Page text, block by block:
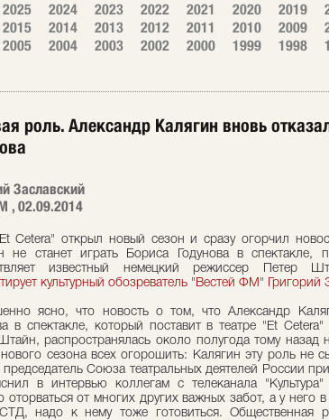
2025 2024 2023 2022 2021 2020 2019
2015 2014 2013 2012 2011 2010 2009
2005 2004 2003 2002 2000 1999 1998
роль. Александр Калягин вновь
Заславский
, 02.09.2014
Cetera" открыл новый сезон и сразу огорчил
не станет играть Бориса Годунова в спектакле,
известный немецкий режиссер Петер
культурный обозреватель "Вестей ФМ" Григорий
ясно, что новость о том, что Александр
в спектакле, который поставит в театре "Et
распространялась около полугода тому назад
сезона всех огорошить: Калягин эту роль не
председатель Союза театральных деятелей России
в интервью коллегам с телеканала
оторваться от многих других важных забот, а у него
надо к нему тоже готовиться. Общественная